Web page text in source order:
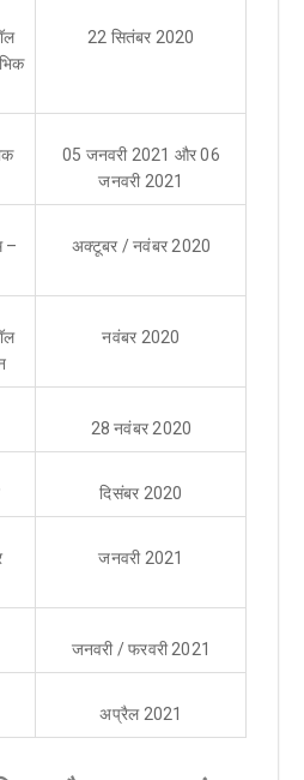
22 सितंबर 2020
05 जनवरी 2021 और 06
जनवरी 2021
–
अक्टूबर / नवंबर 2020
नवंबर 2020
28 नवंबर 2020
दिसंबर 2020
जनवरी 2021
जनवरी / फरवरी 2021
अप्रैल 2021